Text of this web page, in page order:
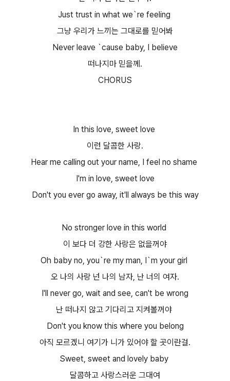
Just trust in what we`re feeling
그냥 우리가 느끼는 그대로를 믿어봐
Never leave `cause baby, I believe
떠나지마 믿을께.
CHORUS
In this love, sweet love
이런 달콤한 사랑.
Hear me calling out your name, I feel no shame
I'm in love, sweet love
Don't you ever go away, it'll always be this way
No stronger love in this world
이 보다 더 강한 사랑은 없을꺼야
Oh baby no, you`re my man, I`m your girl
오 나의 사랑 넌 나의 남자, 난 너의 여자.
I'll never go, wait and see, can't be wrong
난 떠나지 않고 기다리고 지켜볼꺼야
Don't you know this where you belong
아직 모르겠니 여기가 니가 있어야 할 곳이란걸.
Sweet, sweet and lovely baby
달콤하고 사랑스러운 그대여